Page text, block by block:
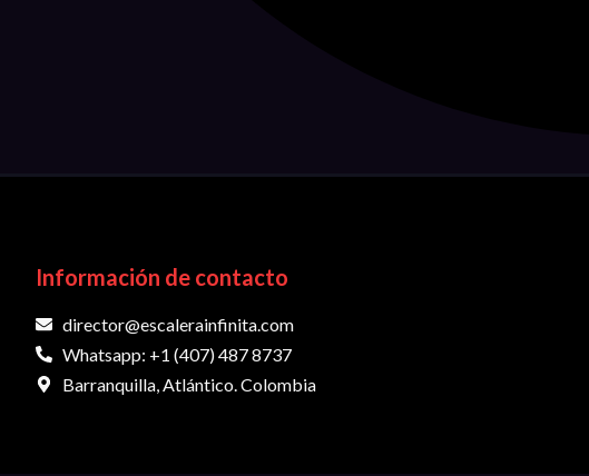
Información de contacto
director@escalerainfinita.com
Whatsapp: +1 (407) 487 8737
Barranquilla, Atlántico. Colombia